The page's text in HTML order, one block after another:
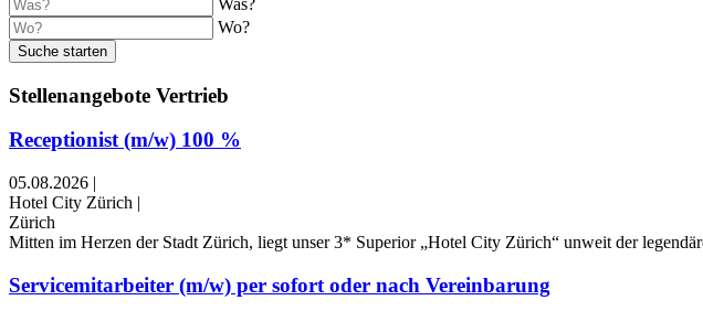
Wo?
Suche starten
Stellenangebote Vertrieb
Receptionist (m/w) 100 %
05.08.2026 |
Hotel City Zürich |
Zürich
Mitten im Herzen der Stadt Zürich, liegt unser 3* Superior „Hotel City Zürich“ unweit der
Servicemitarbeiter (m/w) per sofort oder nach Vereinbarung